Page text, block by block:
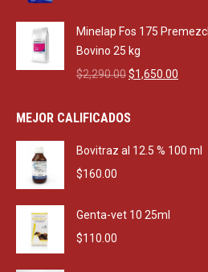
was:
$470.00.
is:
Minelap Fos 175
Bovino 25 kg
$2,290.00Original
was:
$1,650.00
MEJOR CALIFICADOS
Bovitraz al 12.5 % 100 ml
$160.00
Genta-vet 10 25ml
$110.00